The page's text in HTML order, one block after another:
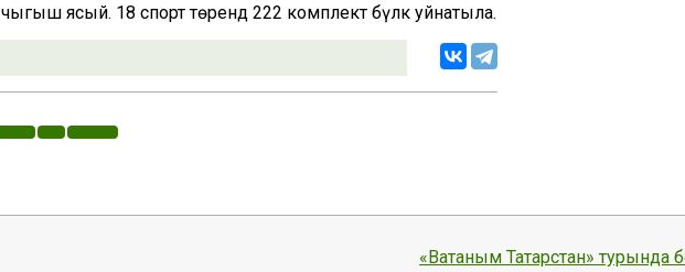
ясый. 18 спорт төрендә 222 комплект бүләк уйнатыла.
«Ватаным Татарстан» турында